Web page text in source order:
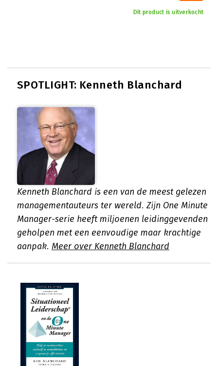
Dit product is uitverkocht
SPOTLIGHT: Kenneth Blanchard
Kenneth Blanchard is een van de meest gelezen
managementauteurs ter wereld. Zijn One Minute
Manager-serie heeft miljoenen leidinggevenden
geholpen met een eenvoudige maar krachtige
aanpak. Meer over Kenneth Blanchard